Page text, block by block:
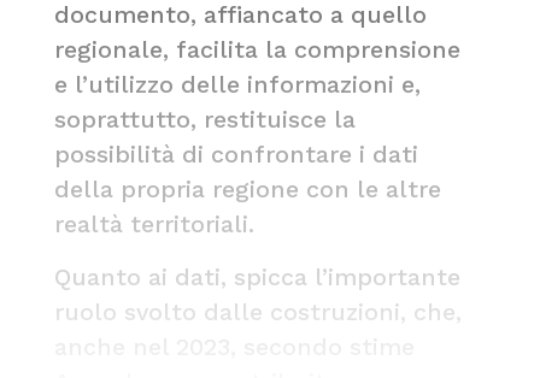
documento, affiancato a quello
regionale, facilita la comprensione
e l’utilizzo delle informazioni e,
soprattutto, restituisce la
possibilità di confrontare i dati
della propria regione con le altre
realtà territoriali.
Quanto ai dati, spicca l’importante
ruolo svolto dalle costruzioni, che,